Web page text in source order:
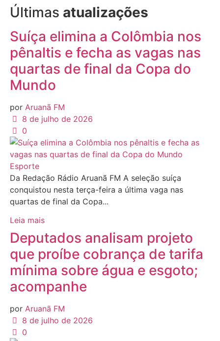
Últimas atualizações
Suíça elimina a Colômbia nos
pênaltis e fecha as vagas nas
quartas de final da Copa do
Mundo
por Aruanã FM
8 de julho de 2026
0
Esporte
Da Redação Rádio Aruanã FM A seleção suíça
conquistou nesta terça-feira a última vaga nas
quartas de final da Copa...
Leia mais
Deputados analisam projeto
que proíbe cobrança de tarifa
mínima sobre água e esgoto;
acompanhe
por Aruanã FM
8 de julho de 2026
0